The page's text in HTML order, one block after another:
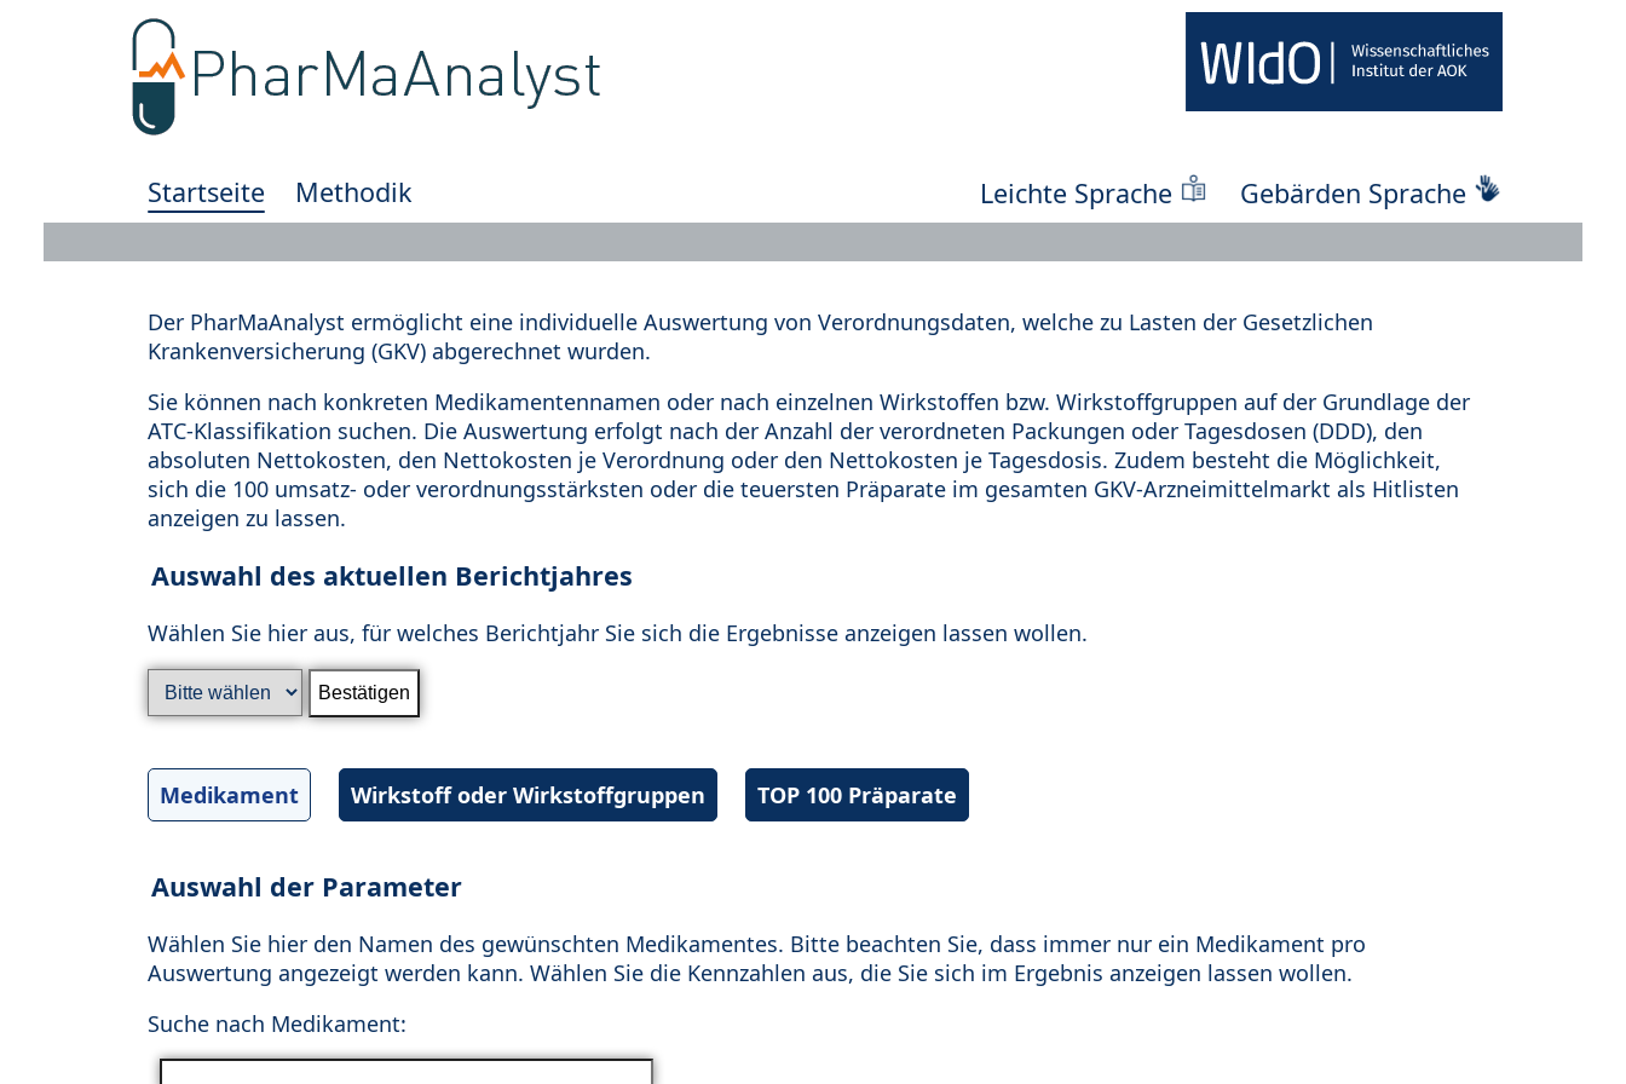
Startseite Methodik Leichte Sprache Gebärden Sprache
Der PharMaAnalyst ermöglicht eine individuelle Auswertung von Verordnungsdaten, welche zu Lasten der Gesetzlichen
Krankenversicherung (GKV) abgerechnet wurden.
Sie können nach konkreten Medikamentennamen oder nach einzelnen Wirkstoffen bzw. Wirkstoffgruppen auf der Grundlage der
ATC-Klassifikation suchen. Die Auswertung erfolgt nach der Anzahl der verordneten Packungen oder Tagesdosen (DDD), den
absoluten Nettokosten, den Nettokosten je Verordnung oder den Nettokosten je Tagesdosis. Zudem besteht die Möglichkeit,
sich die 100 umsatz- oder verordnungsstärksten oder die teuersten Präparate im gesamten GKV-Arzneimittelmarkt als Hitlisten
anzeigen zu lassen.
Auswahl des aktuellen Berichtjahres
Wählen Sie hier aus, für welches Berichtjahr Sie sich die Ergebnisse anzeigen lassen wollen.
Medikament Wirkstoff oder Wirkstoffgruppen TOP 100 Präparate
Auswahl der Parameter
Wählen Sie hier den Namen des gewünschten Medikamentes. Bitte beachten Sie, dass immer nur ein Medikament pro
Auswertung angezeigt werden kann. Wählen Sie die Kennzahlen aus, die Sie sich im Ergebnis anzeigen lassen wollen.
Suche nach Medikament: